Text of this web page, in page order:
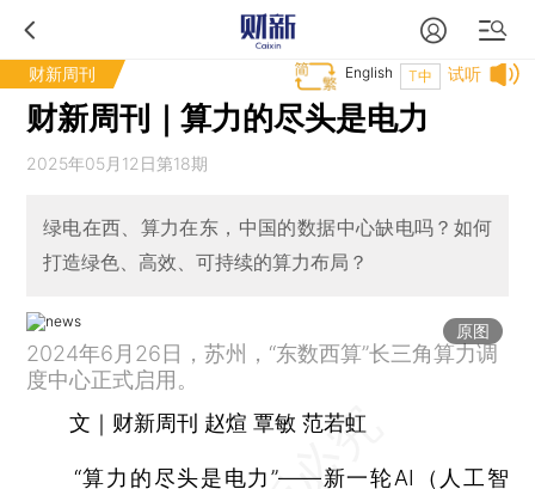
财新周刊 试听
T中
English
财新周刊｜算力的尽头是电力
2025年05月12日第18期
绿电在西、算力在东，中国的数据中心缺电吗？如何
打造绿色、高效、可持续的算力布局？
原图
2024年6月26日，苏州，“东数西算”长三角算力调
度中心正式启用。
文｜财新周刊 赵煊 覃敏 范若虹
“算力的尽头是电力”——新一轮AI（人工智